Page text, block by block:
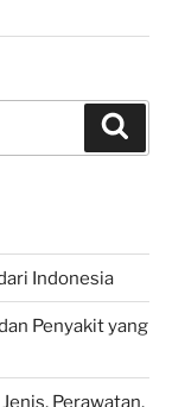
Indonesia
Penyakit yang
Perawatan,